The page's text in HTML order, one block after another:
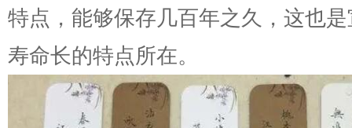
特点，能够保存几百年之久，这也
寿命长的特点所在。